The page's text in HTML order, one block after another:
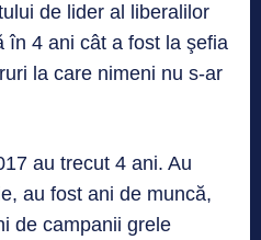
de lider al liberalilor
în 4 ani cât a fost la şefia
la care nimeni nu s-ar
au trecut 4 ani. Au
au fost ani de muncă,
de campanii grele